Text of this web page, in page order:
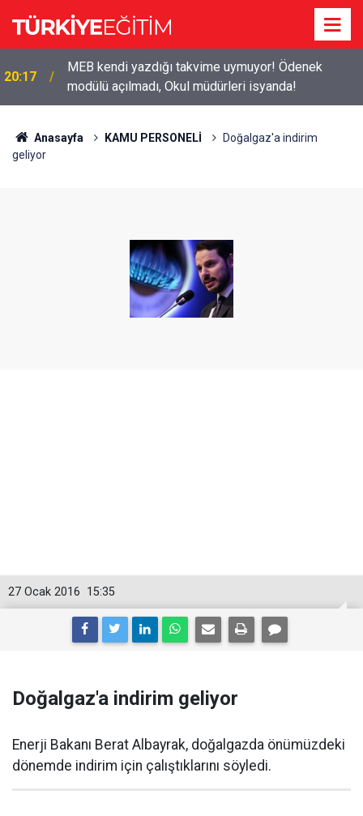
19:50
2026-2027 ücretli öğretmenlik: Kimler başvurabilir,
nasıl yapılır?
Anasayfa KAMU PERSONELİ
Doğalgaz'a indirim
geliyor
15:35
27 Ocak 2016
Doğalgaz'a indirim geliyor
Enerji Bakanı Berat Albayrak, doğalgazda önümüzdeki
dönemde indirim için çalıştıklarını söyledi.